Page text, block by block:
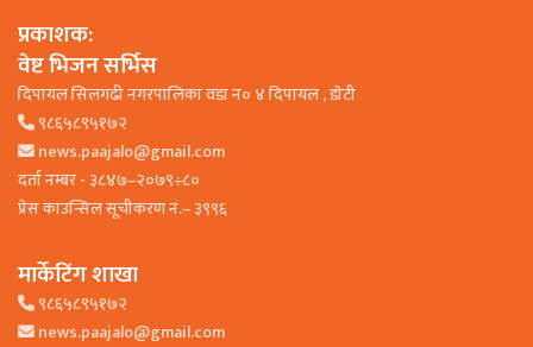
प्रकाशक:
वेष्ट भिजन सर्भिस
दिपायल सिलगढी नगरपालिका वडा न० ४ दिपायल , डाेटी
९८६५८९५१७२
news.paajalo@gmail.com
दर्ता नम्बर - ३८४७–२०७९÷८०
प्रेस काउन्सिल सूचीकरण नं.– ३९९६
मार्केटिंग शाखा
९८६५८९५१७२
news.paajalo@gmail.com